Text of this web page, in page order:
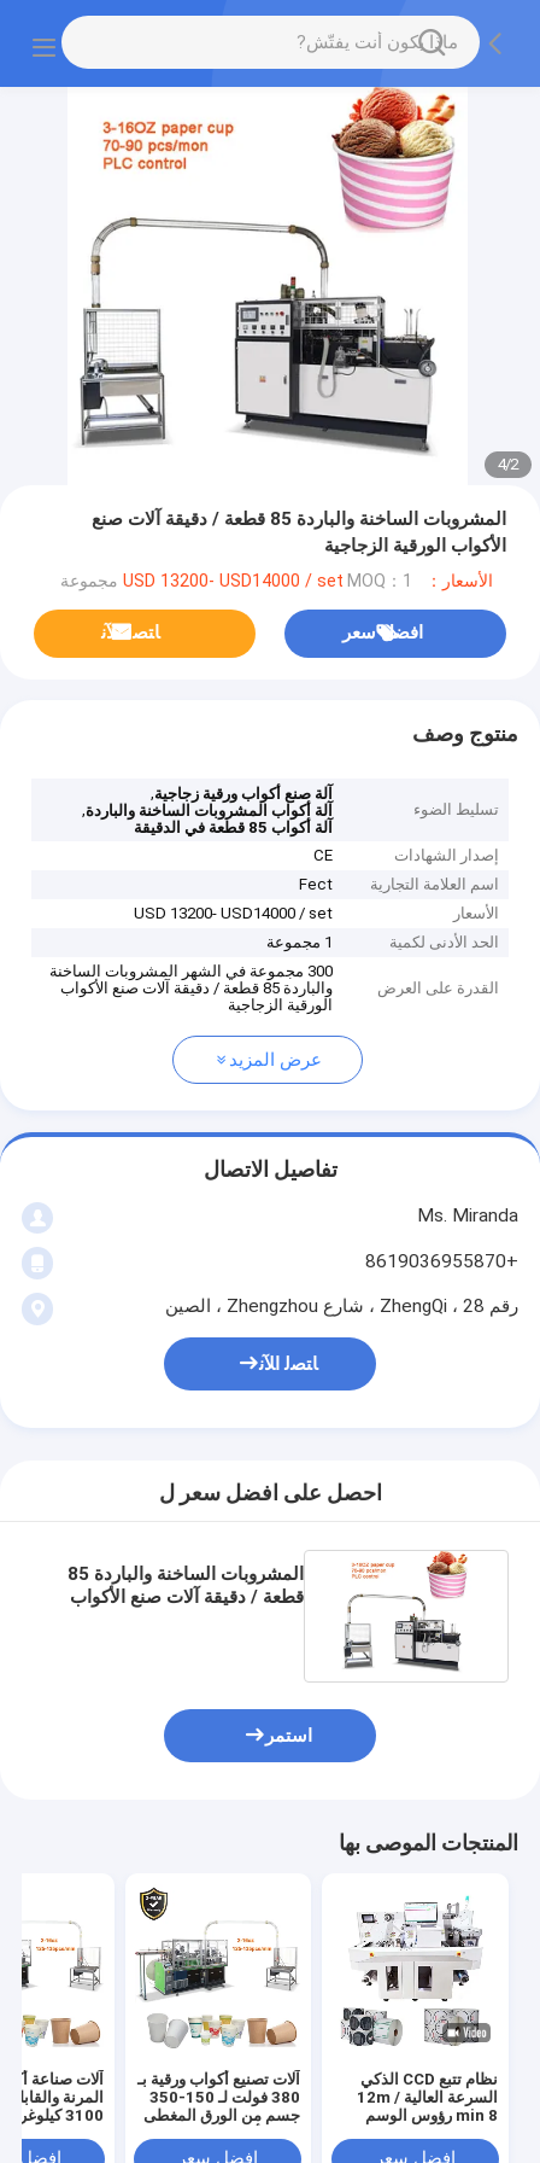
2
/
4
المشروبات الساخنة والباردة 85 قطعة / دقيقة آلات صنع
الأكواب الورقية الزجاجية
الأسعار：USD 13200- USD14000 / set MOQ：1 مجموعة
افضل سعر ﺎﺘﺼﻟ ﺍﻶﻧ
منتوج وصف
تسليط الضوء
آلة صنع أكواب ورقية زجاجية,
آلة أكواب المشروبات الساخنة والباردة,
آلة أكواب 85 قطعة في الدقيقة
إصدار الشهادات
CE
اسم العلامة التجارية
Fect
الأسعار
USD 13200- USD14000 / set
الحد الأدنى لكمية
1 مجموعة
القدرة على العرض
300 مجموعة في الشهر المشروبات الساخنة
والباردة 85 قطعة / دقيقة آلات صنع الأكواب
الورقية الزجاجية
عرض المزيد
تفاصيل الاتصال
Ms. Miranda
+8619036955870
رقم 28 ، ZhengQi ، شارع Zhengzhou ، الصين
ﺎﺘﺼﻟ ﺍﻶﻧ
احصل على افضل سعر ل
المشروبات الساخنة والباردة 85
قطعة / دقيقة آلات صنع الأكواب
استمر
المنتجات الموصى بها
نظام تتبع CCD الذكي
السرعة العالية 12m /
min 8 رؤوس الوسم
الوظائف ملصق الوسم
آلات تصنيع أكواب ورقية بـ
380 فولت لـ 150-350
جسم من الورق المغطى
آلات صناعة
المرنة
3100